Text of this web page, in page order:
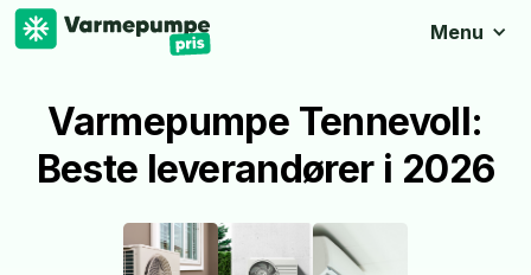
Menu
Varmepumpe Tennevoll:
Beste leverandører i 2026